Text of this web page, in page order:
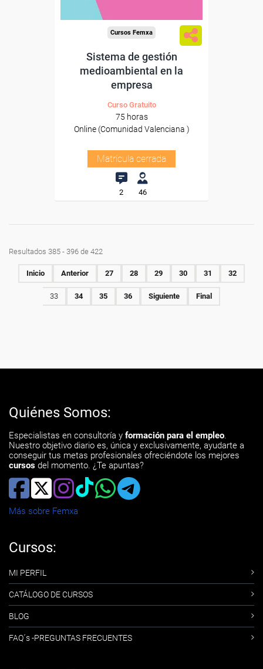
Cursos Femxa
Sistema de gestión
medioambiental en la
empresa
Curso Gratuito
75 horas
Online (Comunidad Valenciana )
Matrícula cerrada
2 46
Resultados 385 - 396 de 422
Inicio Anterior 27 28 29 30 31 32
33 34 35 36 Siguiente Final
Quiénes Somos:
Especialistas en consultoría y formación para el empleo.
Nuestro objetivo diario es, única y exclusivamente, ayudarte a
conseguir tus metas profesionales ofreciéndote los mejores
cursos del momento. ¿Te apuntas?
Más sobre Femxa
Cursos:
MI PERFIL
CATÁLOGO DE CURSOS
BLOG
FAQ´s -PREGUNTAS FRECUENTES